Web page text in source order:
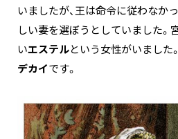
いましたが、王は命令に従わなか
しい妻を選ぼうとしていました。
いエステルという女性がいました
デカイです。